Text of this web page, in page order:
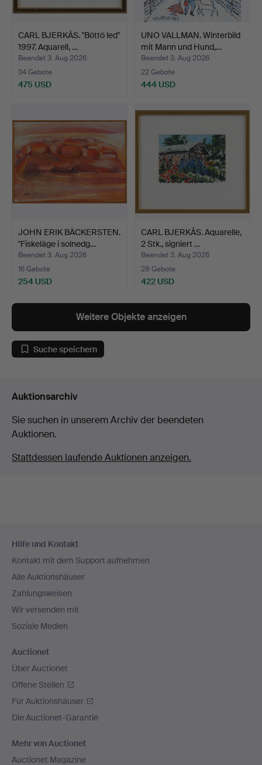
CARL BJERKÅS. "Böttö led"
1997. Aquarell, …
Beendet 3. Aug 2026
34 Gebote
475 USD
UNO VALLMAN. Winterbild
mit Mann und Hund,…
Beendet 3. Aug 2026
22 Gebote
444 USD
JOHN ERIK BÄCKERSTEN.
"Fiskeläge i solnedg…
Beendet 3. Aug 2026
16 Gebote
254 USD
CARL BJERKÅS. Aquarelle,
2 Stk., signiert …
Beendet 3. Aug 2026
28 Gebote
422 USD
Weitere Objekte anzeigen
Suche speichern
Auktionsarchiv
Sie suchen in unserem Archiv der beendeten
Auktionen.
Stattdessen laufende Auktionen anzeigen.
Navigation
Hilfe und Kontakt
Kontakt mit dem Support aufnehmen
Alle Auktionshäuser
Zahlungsweisen
Wir versenden mit
Soziale Medien
Auctionet
Über Auctionet
Offene Stellen
Für Auktionshäuser
Die Auctionet-Garantie
Mehr von Auctionet
Auctionet Magazine